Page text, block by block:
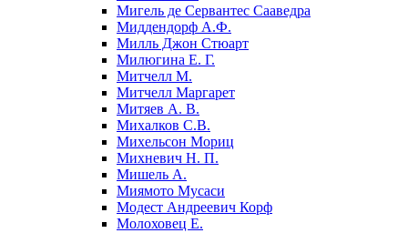
Мигель де Сервантес Сааведра
Миддендорф А.Ф.
Милль Джон Стюарт
Милюгина Е. Г.
Митчелл М.
Митчелл Маргарет
Митяев А. В.
Михалков С.В.
Михельсон Мориц
Михневич Н. П.
Мишель А.
Миямото Мусаси
Модест Андреевич Корф
Молоховец Е.